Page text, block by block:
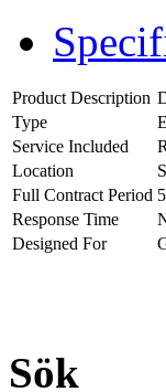
Product Description
Type
Service Included
Location
Full Contract Period
Response Time
Designed For
Sök